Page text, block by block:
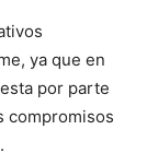
ya que en
por parte
compromisos